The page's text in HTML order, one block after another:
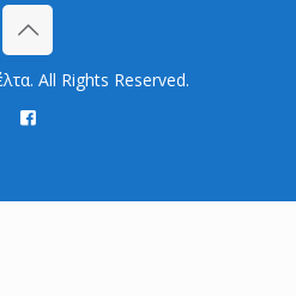
All Rights Reserved.